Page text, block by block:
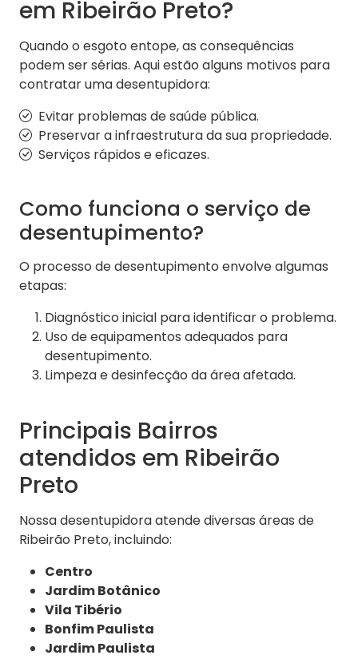
em Ribeirão Preto?
Quando o esgoto entope, as consequências
podem ser sérias. Aqui estão alguns motivos para
contratar uma desentupidora:
Evitar problemas de saúde pública.
Preservar a infraestrutura da sua propriedade.
Serviços rápidos e eficazes.
Como funciona o serviço de
desentupimento?
O processo de desentupimento envolve algumas
etapas:
Diagnóstico inicial para identificar o problema.
Uso de equipamentos adequados para
desentupimento.
Limpeza e desinfecção da área afetada.
Principais Bairros
atendidos em Ribeirão
Preto
Nossa desentupidora atende diversas áreas de
Ribeirão Preto, incluindo:
Centro
Jardim Botânico
Vila Tibério
Bonfim Paulista
Jardim Paulista